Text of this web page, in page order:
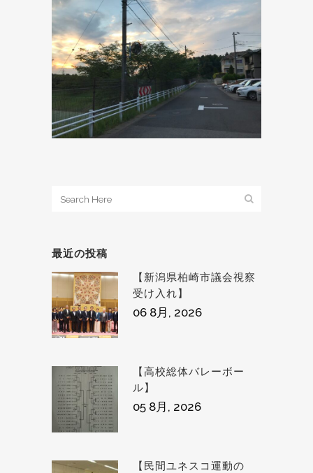
最近の投稿
【新潟県柏崎市議会視察
受け入れ】
06 8月, 2026
【高校総体バレーボー
ル】
05 8月, 2026
【民間ユネスコ運動の